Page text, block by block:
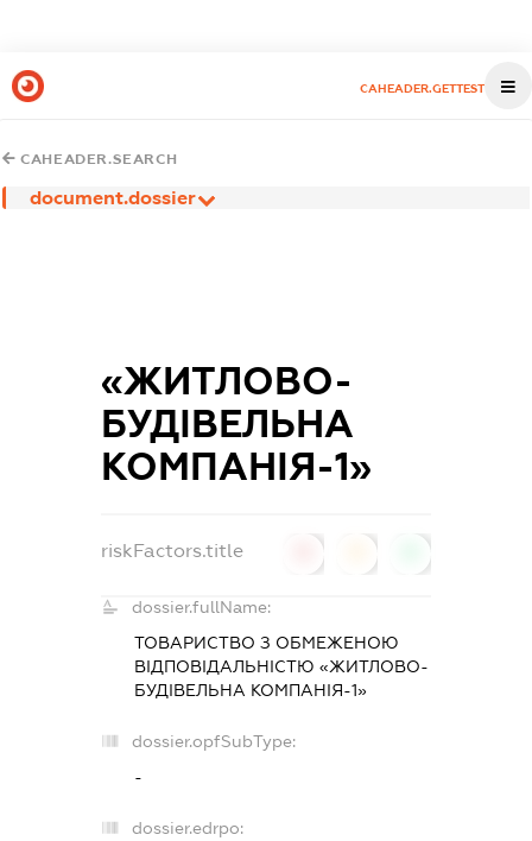
CAHEADER.GETTEST
CAHEADER.SEARCH
document.dossier
«ЖИТЛОВО-
БУДІВЕЛЬНА
КОМПАНІЯ-1»
riskFactors.title
dossier.fullName:
ТОВАРИСТВО З ОБМЕЖЕНОЮ
ВІДПОВІДАЛЬНІСТЮ «ЖИТЛОВО-
БУДІВЕЛЬНА КОМПАНІЯ-1»
dossier.opfSubType:
-
dossier.edrpo: